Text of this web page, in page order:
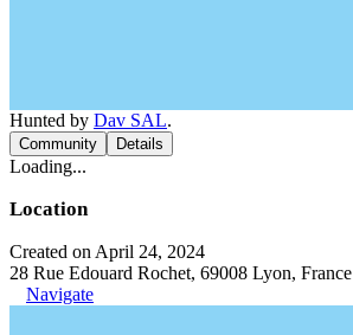
Hunted by Dav SAL.
Community Details
Loading...
Location
Created on April 24, 2024
28 Rue Edouard Rochet, 69008 Lyon, France
Navigate